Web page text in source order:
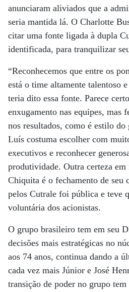
anunciaram aliviados que a
seria mantida lá. O Charlotte
citar uma fonte ligada à dupla
identificada, para tranquilizar
“Reconhecemos que entre os
está o time altamente talentoso
teria dito essa fonte. Parece
enxugamento nas equipes, mas
nos resultados, como é estilo
Luís costuma escolher com
executivos e reconhecer
produtividade. Outra certeza
Chiquita é o fechamento de seu
pelos Cutrale foi pública e teve
voluntária dos acionistas.
O grupo brasileiro tem em seu
decisões mais estratégicas no
aos 74 anos, continua dando a
cada vez mais Júnior e José
transição de poder no grupo